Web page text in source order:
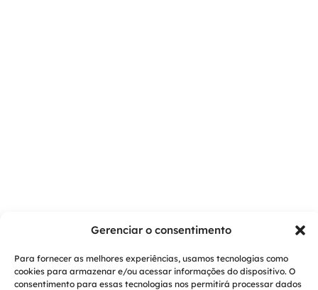
Gerenciar o consentimento
Para fornecer as melhores experiências, usamos tecnologias como
cookies para armazenar e/ou acessar informações do dispositivo. O
consentimento para essas tecnologias nos permitirá processar dados